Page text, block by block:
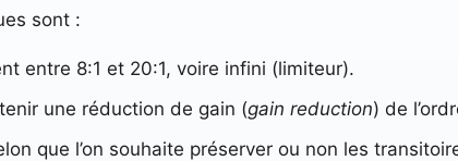
sont :
entre 8:1 et 20:1, voire infini (limiteur).
une réduction de gain (gain reduction) de
que l’on souhaite préserver ou non les